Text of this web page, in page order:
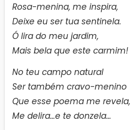
Rosa-menina, me inspira,
Deixe eu ser tua sentinela.
Ó lira do meu jardim,
Mais bela que este carmim!
No teu campo natural
Ser também cravo-menino
Que esse poema me revela,
Me delira…e te donzela…